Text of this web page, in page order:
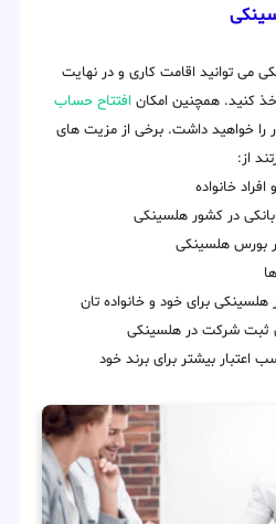
می توانید اقامت کاری و در نهایت
کنید. همچنین امکان افتتاح حساب
را خواهید داشت. برخی از مزیت های
از:
خانواده
در کشور هلسینکی
بورس هلسینکی
برای خود و خانواده تان
ثبت شرکت در هلسینکی
اعتبار بیشتر برای برند خود